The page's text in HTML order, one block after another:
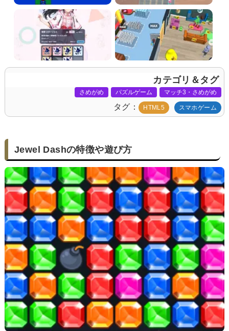
カテゴリ＆タグ
さめがめ パズルゲーム マッチ3・さめがめ
タグ HTML5 スマホゲーム
Jewel Dashの特徴や遊び方